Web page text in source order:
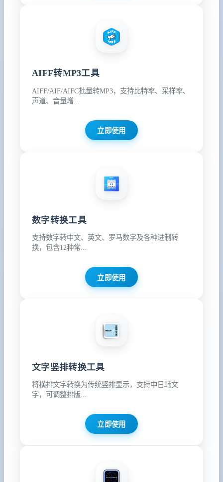
AIFF转MP3工具
AIFF/AIF/AIFC批量转MP3，支持比特率、采样率、
声道、音量增...
立即使用
数字转换工具
支持数字转中文、英文、罗马数字及各种进制转
换，包含12种常...
立即使用
文字竖排转换工具
将横排文字转换为传统竖排显示，支持中日韩文
字，可调整排版...
立即使用